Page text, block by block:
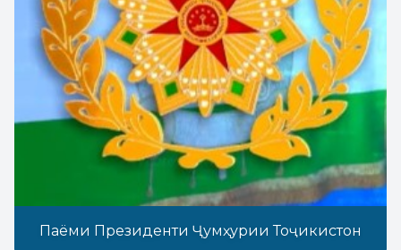
Паёми Президенти Ҷумҳурии Тоҷикистон